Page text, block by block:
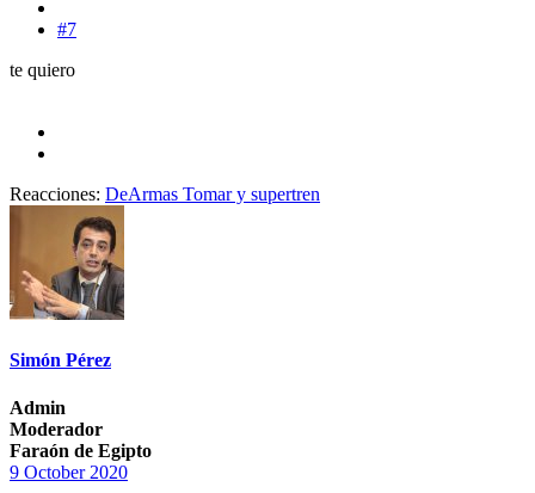
#7
te quiero
Reacciones: DeArmas Tomary supertren
Simón Pérez
Admin
Moderador
Faraón de Egipto
9 October 2020